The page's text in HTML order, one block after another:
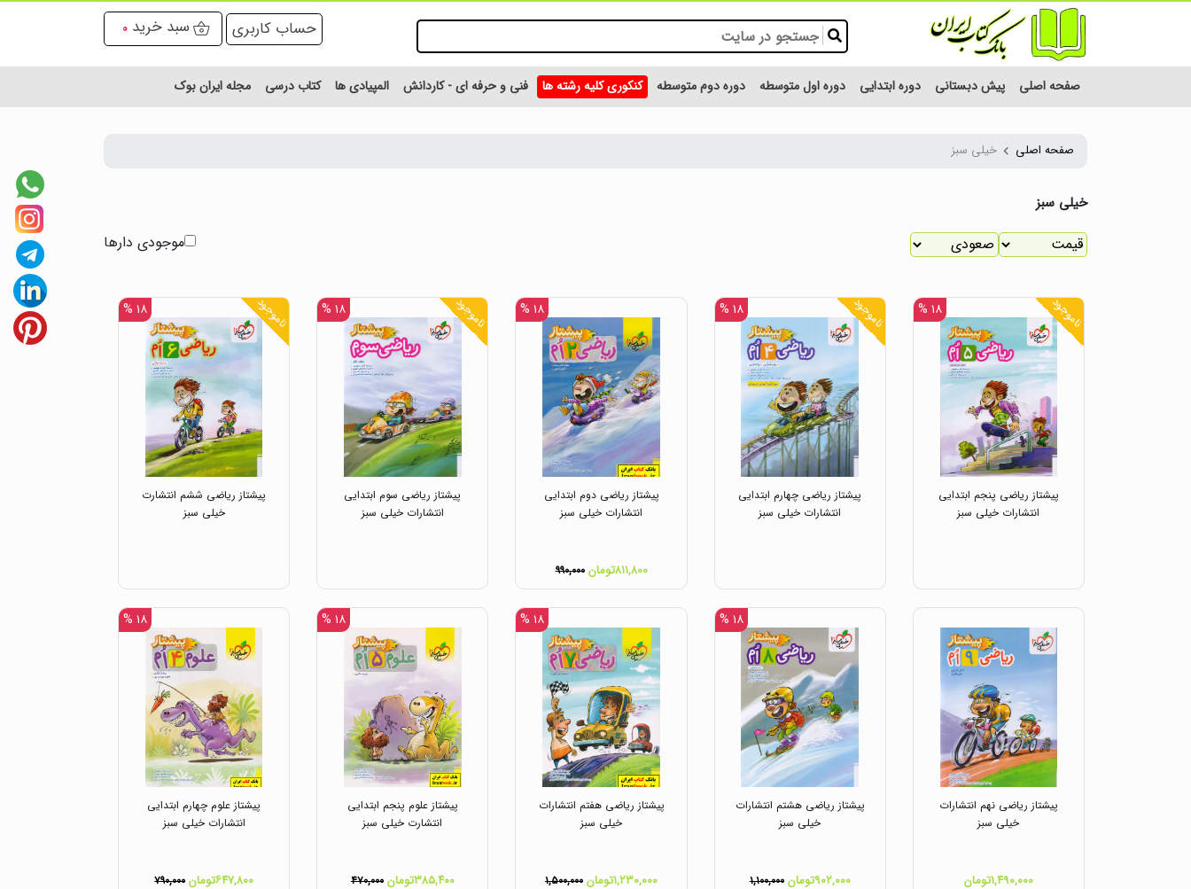
حساب کاربری سبد خرید 0
صفحه اصلی پیش دبستانی دوره ابتدایی دوره اول متوسطه دوره دوم متوسطه کنکوری کلیه رشته ها فنی و حرفه ای - کاردانش المپیادی ها کتاب درسی مجله ایران بوک
صفحه اصلی خیلی سبز
خیلی سبز
موجودی دارها
ناموجود ۱۸ %
پیشتاز ریاضی پنجم ابتدایی
انتشارات خیلی سبز
ناموجود ۱۸ %
پیشتاز ریاضی چهارم ابتدایی
انتشارات خیلی سبز
۱۸ %
پیشتاز ریاضی دوم ابتدایی
انتشارات خیلی سبز
۸۱۱,۸۰۰تومان ۹۹۰,۰۰۰
ناموجود ۱۸ %
پیشتاز ریاضی سوم ابتدایی
انتشارات خیلی سبز
ناموجود ۱۸ %
پیشتاز ریاضی ششم انتشارت
خیلی سبز
پیشتاز ریاضی نهم انتشارات
خیلی سبز
۱,۴۹۰,۰۰۰تومان
۱۸ %
پیشتاز ریاضی هشتم انتشارات
خیلی سبز
۹۰۲,۰۰۰تومان ۱,۱۰۰,۰۰۰
۱۸ %
پیشتاز ریاضی هفتم انتشارات
خیلی سبز
۱,۲۳۰,۰۰۰تومان ۱,۵۰۰,۰۰۰
۱۸ %
پیشتاز علوم پنجم ابتدایی
انتشارت خیلی سبز
۳۸۵,۴۰۰تومان ۴۷۰,۰۰۰
۱۸ %
پیشتاز علوم چهارم ابتدایی
انتشارات خیلی سبز
۶۴۷,۸۰۰تومان ۷۹۰,۰۰۰